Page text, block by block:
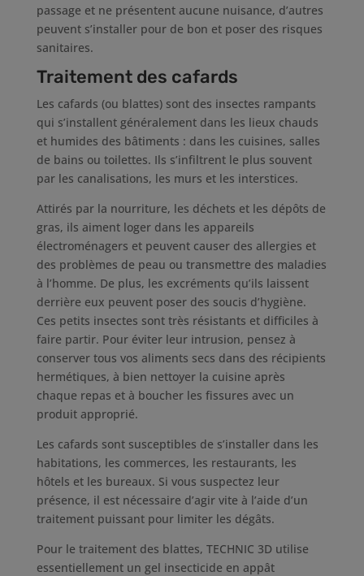
passage et ne présentent aucune nuisance, d’autres
peuvent s’installer pour de bon et poser des risques
sanitaires.
Traitement des cafards
Les cafards (ou blattes) sont des insectes rampants
qui s’installent généralement dans les lieux chauds
et humides des bâtiments : dans les cuisines, salles
de bains ou toilettes. Ils s’infiltrent le plus souvent
par les canalisations, les murs et les interstices.
Attirés par la nourriture, les déchets et les dépôts de
gras, ils aiment loger dans les appareils
électroménagers et peuvent causer des allergies et
des problèmes de peau ou transmettre des maladies
à l’homme. De plus, les excréments qu’ils laissent
derrière eux peuvent poser des soucis d’hygiène.
Ces petits insectes sont très résistants et difficiles à
faire partir. Pour éviter leur intrusion, pensez à
conserver tous vos aliments secs dans des récipients
hermétiques, à bien nettoyer la cuisine après
chaque repas et à boucher les fissures avec un
produit approprié.
Les cafards sont susceptibles de s’installer dans les
habitations, les commerces, les restaurants, les
hôtels et les bureaux. Si vous suspectez leur
présence, il est nécessaire d’agir vite à l’aide d’un
traitement puissant pour limiter les dégâts.
Pour le traitement des blattes, TECHNIC 3D utilise
essentiellement un gel insecticide en appât